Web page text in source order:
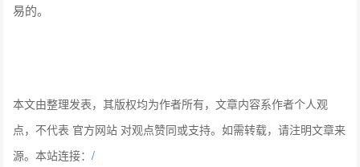
易的。
本文由整理发表，其版权均为作者所有，文章内容系作者个人观
点，不代表 官方网站 对观点赞同或支持。如需转载，请注明文章来
源。本站连接：/